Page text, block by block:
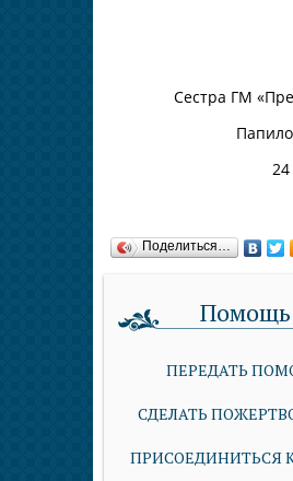
Сестра ГМ
Поделиться…
Помощь
ПЕРЕДАТЬ
СДЕЛАТЬ
ПРИСОЕДИНИТЬСЯ